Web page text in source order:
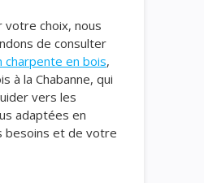
votre choix, nous
de consulter
en bois,
à la Chabanne, qui
vers les
adaptées en
besoins et de votre